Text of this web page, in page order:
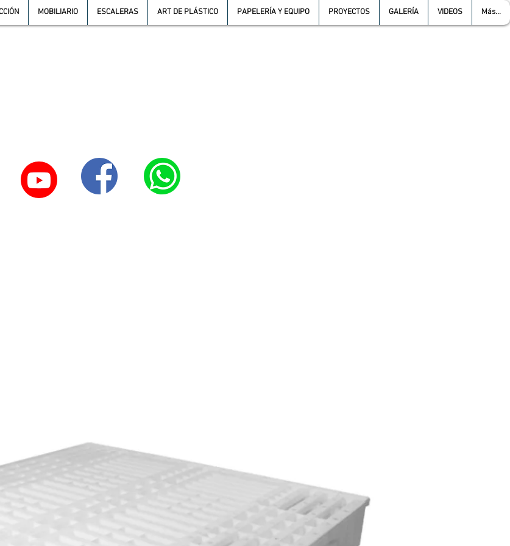
MOBILIARIO ESCALERAS ART DE PLÁSTICO PAPELERÍA Y EQUIPO PROYECTOS GALERÍA VIDEOS Más...